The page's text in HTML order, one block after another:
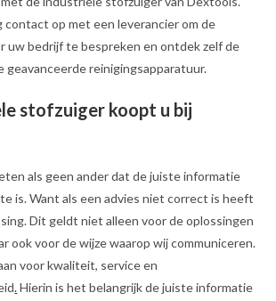
contact op met een leverancier om de
uw bedrijf te bespreken en ontdek zelf de
geavanceerde reinigingsapparatuur.
stofzuiger koopt u bij
als geen ander dat de juiste informatie
is. Want als een advies niet correct is heeft
Dit geldt niet alleen voor de oplossingen
ook voor de wijze waarop wij communiceren.
voor kwaliteit, service en
.Hierin is het belangrijk de juiste informatie